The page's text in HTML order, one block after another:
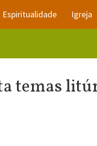
Espiritualidade Igreja
temas